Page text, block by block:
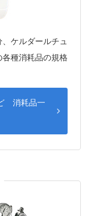
ケルダールチュ
種消耗品の規格
消耗品一